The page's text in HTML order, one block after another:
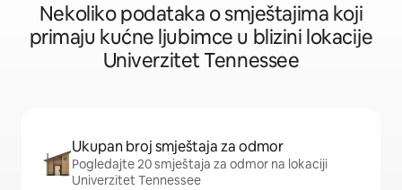
Nekoliko podataka o smještajima koji
primaju kućne ljubimce u blizini lokacije
Univerzitet Tennessee
Ukupan broj smještaja za odmor
Pogledajte 20 smještaja za odmor na lokaciji
Univerzitet Tennessee